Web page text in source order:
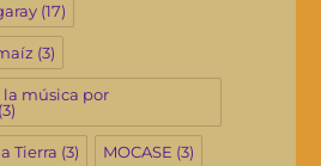
(17)
(3)
la música por
(3)
Tierra (3) MOCASE (3)